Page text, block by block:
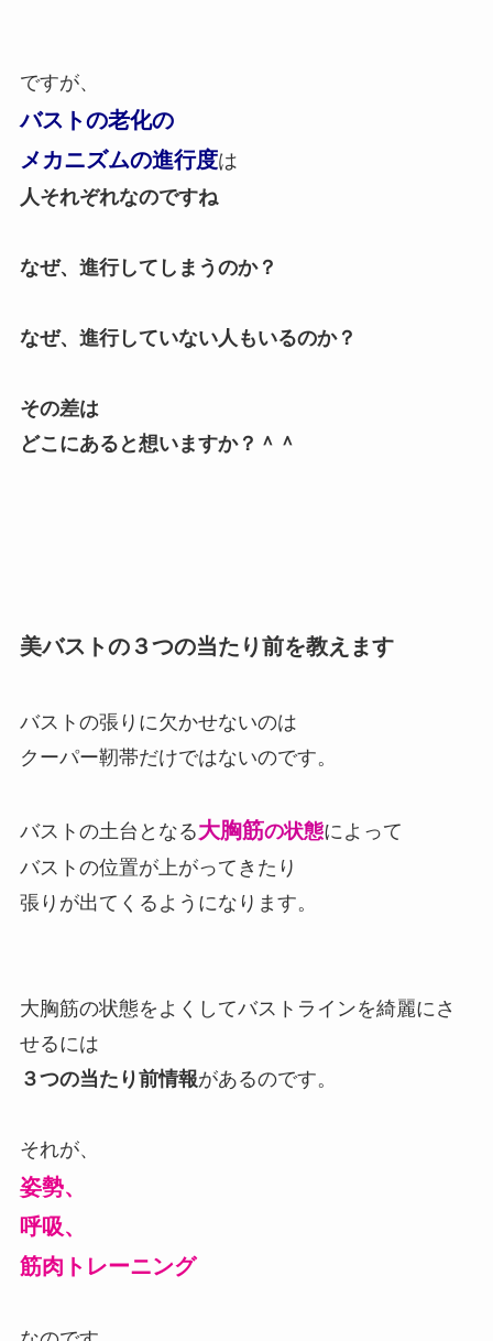
ですが、
バストの老化の
メカニズムの進行度は
人それぞれなのですね
なぜ、進行してしまうのか？
なぜ、進行していない人もいるのか？
その差は
どこにあると想いますか？＾＾
美バストの３つの当たり前を教えます
バストの張りに欠かせないのは
クーパー靭帯だけではないのです。
バストの土台となる大胸筋の状態によって
バストの位置が上がってきたり
張りが出てくるようになります。
大胸筋の状態をよくしてバストラインを綺麗にさ
せるには
３つの当たり前情報があるのです。
それが、
姿勢、
呼吸、
筋肉トレーニング